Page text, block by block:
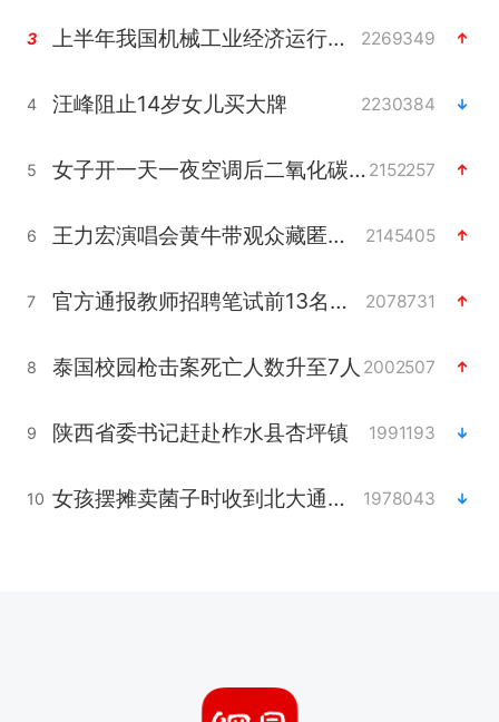
3 上半年我国机械工业经济运行稳中有进 2269349
4 汪峰阻止14岁女儿买大牌 2230384
5 女子开一天一夜空调后二氧化碳中毒 2152257
6 王力宏演唱会黄牛带观众藏匿被查获 2145405
7 官方通报教师招聘笔试前13名被淘汰 2078731
8 泰国校园枪击案死亡人数升至7人 2002507
9 陕西省委书记赶赴柞水县杏坪镇 1991193
10 女孩摆摊卖菌子时收到北大通知书 1978043